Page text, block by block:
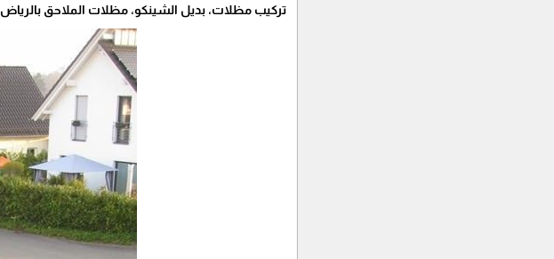
تركيب مظلات، بديل الشينكو، مظلات الملاحق بالرياض